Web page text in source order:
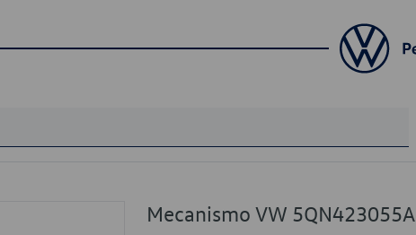
Mecanismo VW 5QN423055A